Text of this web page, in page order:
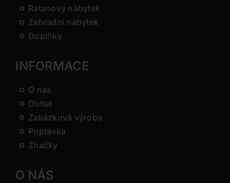
Ratanový nábytek
Zahradní nábytek
Doplňky
INFORMACE
O nás
Outlet
Zakázková výroba
Poptávka
Značky
O NÁS